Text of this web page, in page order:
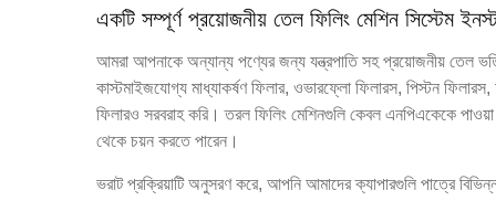
একটি সম্পূর্ণ প্রয়োজনীয় তেল ফিলিং মেশিন সিস্টেম
আমরা আপনাকে অন্যান্য পণ্যের জন্য যন্ত্রপাতি সহ প্রয়োজনীয় তেল
কাস্টমাইজযোগ্য মাধ্যাকর্ষণ ফিলার, ওভারফ্লো ফিলারস, পিস্টন
ফিলারও সরবরাহ করি। তরল ফিলিং মেশিনগুলি কেবল এনপিএকেকে
থেকে চয়ন করতে পারেন।
ভরাট প্রক্রিয়াটি অনুসরণ করে, আপনি আমাদের ক্যাপারগুলি পাত্রে